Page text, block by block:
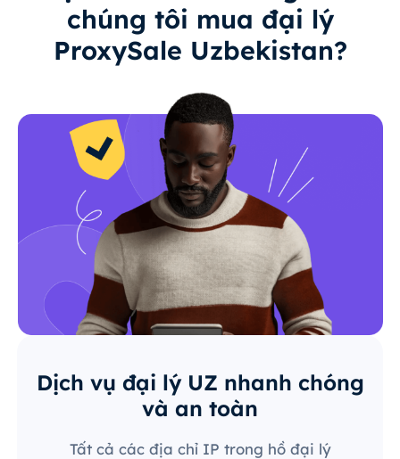
chúng tôi mua đại lý
ProxySale Uzbekistan?
Dịch vụ đại lý UZ nhanh chóng
và an toàn
Tất cả các địa chỉ IP trong hồ đại lý